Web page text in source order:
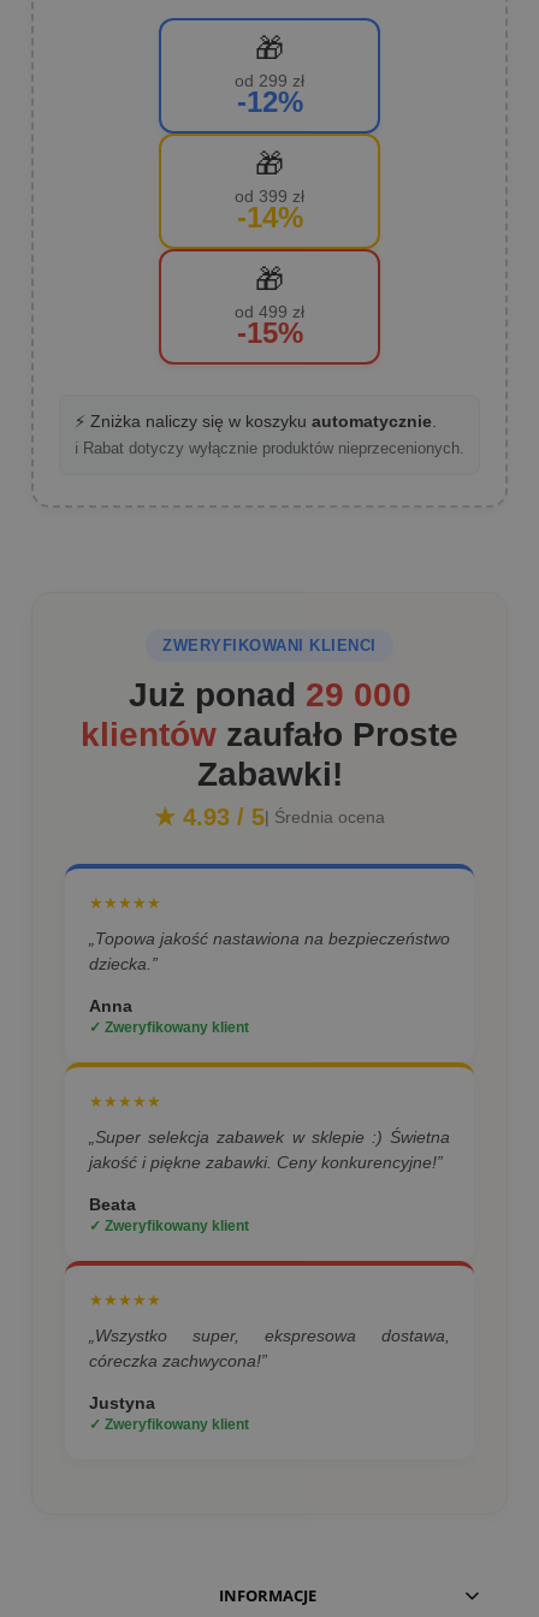
🎁
od 299 zł
-12%
🎁
od 399 zł
-14%
🎁
od 499 zł
-15%
⚡ Zniżka naliczy się w koszyku automatycznie
ℹ️ Rabat dotyczy wyłącznie produktów nieprzecenionych.
ZWERYFIKOWANI KLIENCI
Już ponad 29 000
klientów zaufało Proste
Zabawki!
★ 4.93 / 5| Średnia ocena
★★★★★
„Topowa jakość nastawiona na bezpieczeństwo
dziecka.”
Anna
✓ Zweryfikowany klient
★★★★★
„Super selekcja zabawek w sklepie :) Świetna
jakość i piękne zabawki. Ceny konkurencyjne!”
Beata
✓ Zweryfikowany klient
★★★★★
„Wszystko super, ekspresowa dostawa,
córeczka zachwycona!”
Justyna
✓ Zweryfikowany klient
INFORMACJE